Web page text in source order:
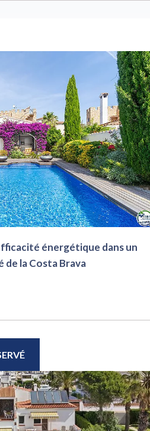
énergétique dans un
de la Costa Brava